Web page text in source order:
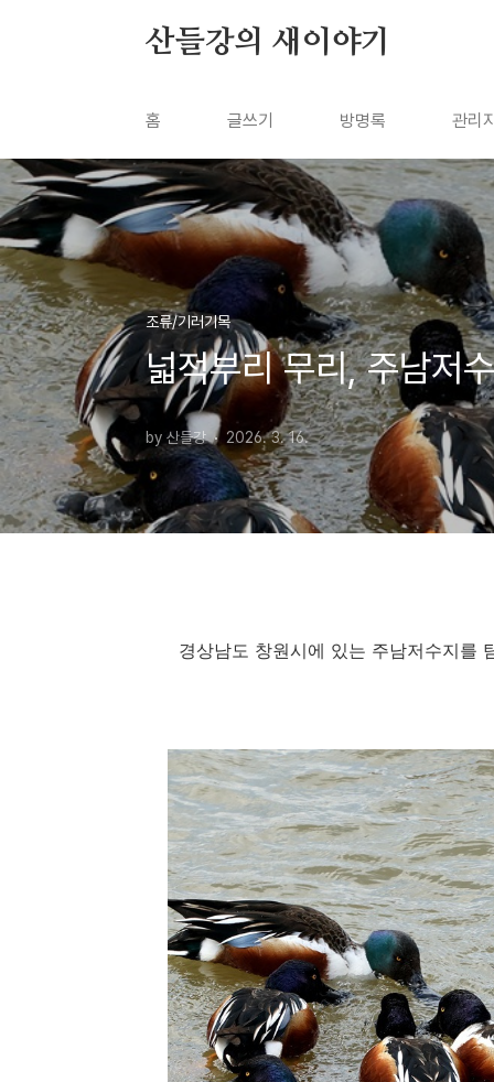
산들강의 새이야기
홈 글쓰기 방명록 관리
조류/기러기목
넓적부리 무리, 주남저
by 산들강 2026. 3. 16.
경상남도 창원시에 있는 주남저수지를